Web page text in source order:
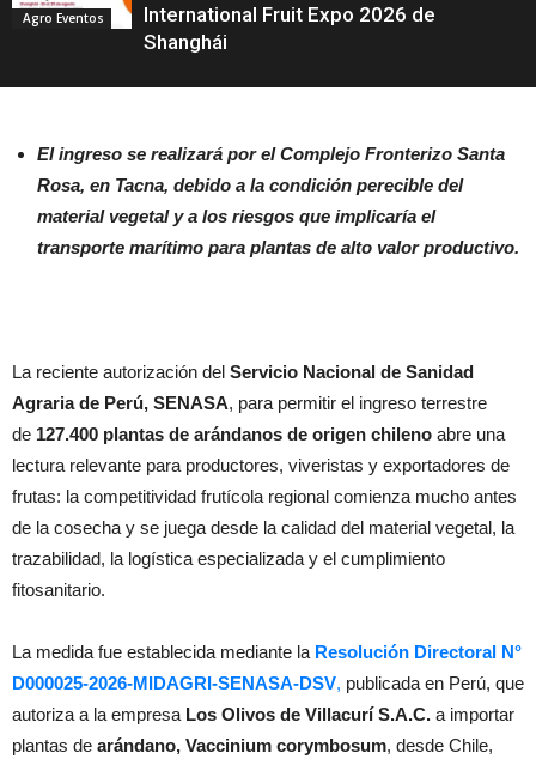
Agro Eventos
International Fruit Expo 2026 de
Shanghái
El ingreso se realizará por el Complejo Fronterizo Santa
Rosa, en Tacna, debido a la condición perecible del
material vegetal y a los riesgos que implicaría el
transporte marítimo para plantas de alto valor productivo.
La reciente autorización del Servicio Nacional de Sanidad
Agraria de Perú, SENASA, para permitir el ingreso terrestre
de 127.400 plantas de arándanos de origen chileno abre una
lectura relevante para productores, viveristas y exportadores de
frutas: la competitividad frutícola regional comienza mucho antes
de la cosecha y se juega desde la calidad del material vegetal, la
trazabilidad, la logística especializada y el cumplimiento
fitosanitario.
La medida fue establecida mediante la Resolución Directoral N°
D000025-2026-MIDAGRI-SENASA-DSV, publicada en Perú, que
autoriza a la empresa Los Olivos de Villacurí S.A.C. a importar
plantas de arándano, Vaccinium corymbosum, desde Chile,